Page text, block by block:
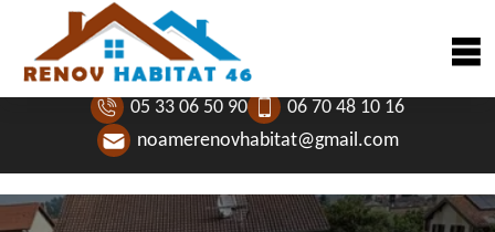
05 33 06 50 90
06 70 48 10 16
noamerenovhabitat@gmail.com